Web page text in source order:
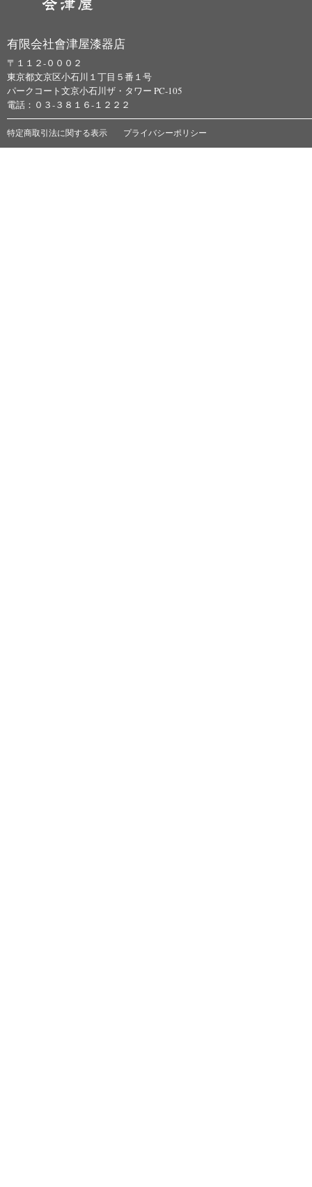
有限会社會津屋漆器店
〒１１２-０００２
東京都文京区小石川１丁目５番１号
パークコート文京小石川ザ・タワー PC-105
電話：０３-３８１６-１２２２
特定商取引法に関する表示 プライバシーポリシー